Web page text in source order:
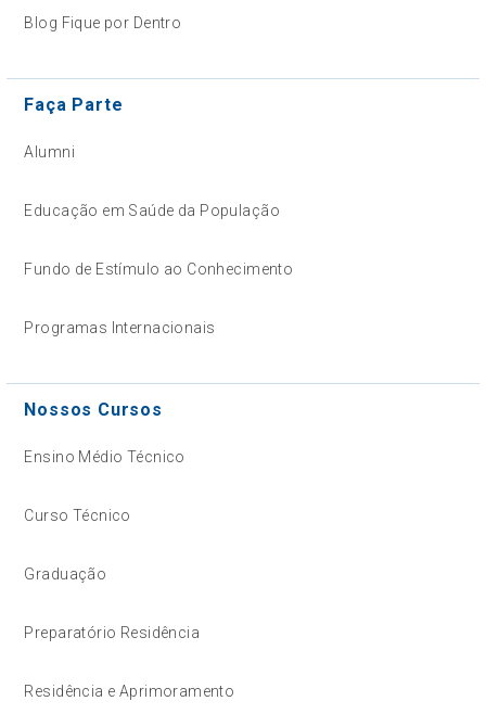
Blog Fique por Dentro
Faça Parte
Alumni
Educação em Saúde da População
Fundo de Estímulo ao Conhecimento
Programas Internacionais
Nossos Cursos
Ensino Médio Técnico
Curso Técnico
Graduação
Preparatório Residência
Residência e Aprimoramento